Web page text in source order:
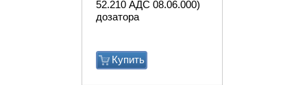
52.210 АДС 08.06.000)
дозатора
Купить